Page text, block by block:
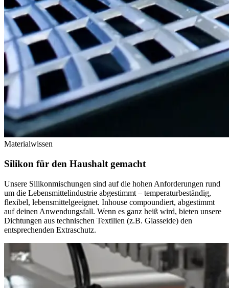
Materialwissen
Silikon für den Haushalt gemacht
Unsere Silikonmischungen sind auf die hohen Anforderungen rund
um die Lebensmittelindustrie abgestimmt – temperaturbeständig,
flexibel, lebensmittelgeeignet. Inhouse compoundiert, abgestimmt
auf deinen Anwendungsfall. Wenn es ganz heiß wird, bieten unsere
Dichtungen aus technischen Textilien (z.B. Glasseide) den
entsprechenden Extraschutz.